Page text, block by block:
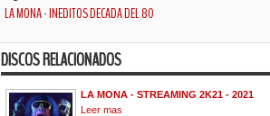
LA MONA - INEDITOS DECADA DEL 80
DISCOS RELACIONADOS
LA MONA - STREAMING 2K21 - 2021
Leer mas